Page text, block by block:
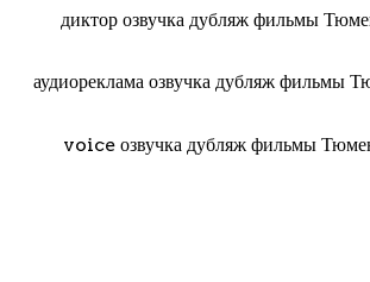
диктор озвучка дубляж фильмы
аудиореклама озвучка дубляж фильмы
voice озвучка дубляж фильмы